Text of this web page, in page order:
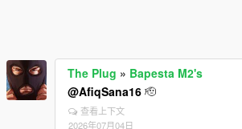
The Plug » Bapesta M2's
@AfiqSana16 🫡
查看上下文
2026年07月04日